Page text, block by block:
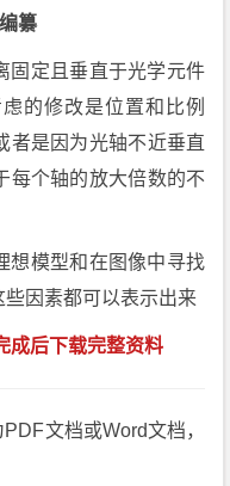
纂
固定且垂直于光学元件
的修改是位置和比例
者是因为光轴不近垂直
每个轴的放大倍数的不
想模型和在图像中寻找
因素都可以表示出来
成后下载完整资料
文档或Word文档，